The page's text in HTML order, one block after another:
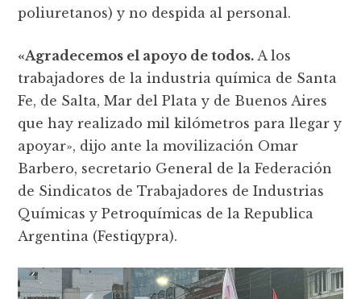
poliuretanos) y no despida al personal.
«Agradecemos el apoyo de todos. A los
trabajadores de la industria química de Santa
Fe, de Salta, Mar del Plata y de Buenos Aires
que hay realizado mil kilómetros para llegar y
apoyar», dijo ante la movilización Omar
Barbero, secretario General de la Federación
de Sindicatos de Trabajadores de Industrias
Químicas y Petroquímicas de la Republica
Argentina (Festiqypra).